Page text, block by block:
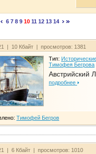
6 7 8 9 10 11 12 13 14
| 10 Кбайт | просмотров: 1381
Тип:
Тимофея Бегрова
Австрийский
подробнее
Тимофей Бегров
| 6 Кбайт | просмотров: 1010